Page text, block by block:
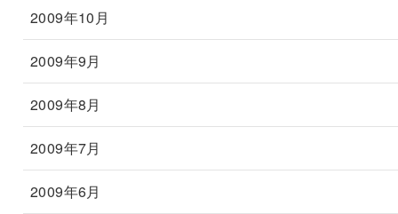
2009年10月
2009年9月
2009年8月
2009年7月
2009年6月